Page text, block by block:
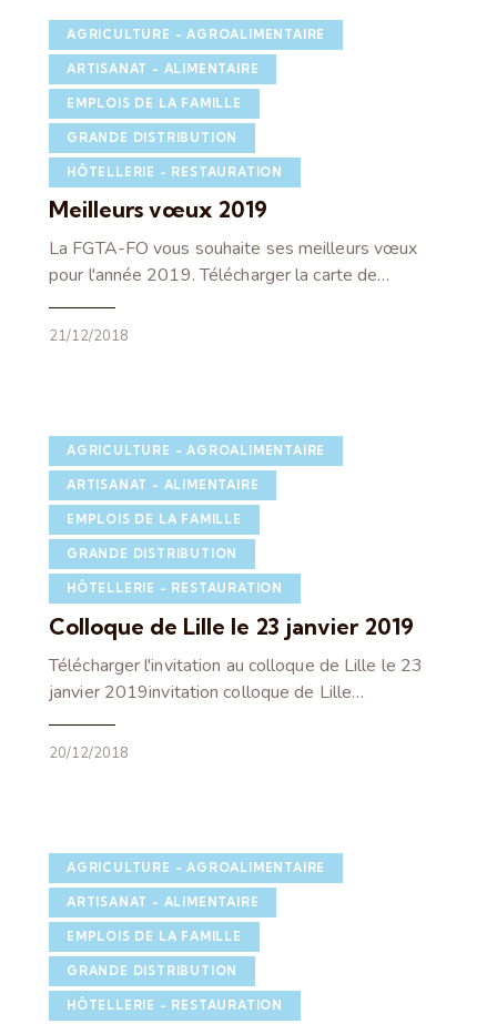
AGRICULTURE - AGROALIMENTAIRE
ARTISANAT - ALIMENTAIRE
EMPLOIS DE LA FAMILLE
GRANDE DISTRIBUTION
HÔTELLERIE - RESTAURATION
Meilleurs vœux 2019
La FGTA-FO vous souhaite ses meilleurs vœux
pour l'année 2019. Télécharger la carte de…
21/12/2018
AGRICULTURE - AGROALIMENTAIRE
ARTISANAT - ALIMENTAIRE
EMPLOIS DE LA FAMILLE
GRANDE DISTRIBUTION
HÔTELLERIE - RESTAURATION
Colloque de Lille le 23 janvier 2019
Télécharger l'invitation au colloque de Lille le 23
janvier 2019invitation colloque de Lille…
20/12/2018
AGRICULTURE - AGROALIMENTAIRE
ARTISANAT - ALIMENTAIRE
EMPLOIS DE LA FAMILLE
GRANDE DISTRIBUTION
HÔTELLERIE - RESTAURATION